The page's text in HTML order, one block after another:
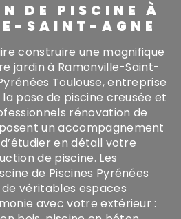
SAINT-AGNE
jardin à Ramonville-Saint-
Toulouse, entreprise
pose de piscine creusée et
rénovation de
un accompagnement
en détail votre
de piscine. Les
de Piscines Pyrénées
véritables espaces
avec votre extérieur :